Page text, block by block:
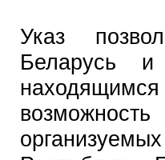
Указ
Беларусь